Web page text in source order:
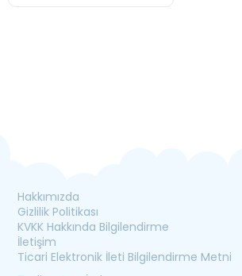
Hakkımızda
Gizlilik Politikası
KVKK Hakkında Bilgilendirme
İletişim
Ticari Elektronik İleti Bilgilendirme Metni